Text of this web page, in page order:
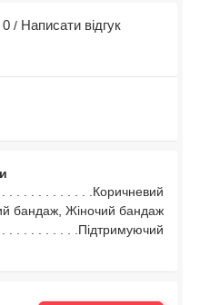
0 / Написати відгук
Коричневий
бандаж, Жіночий бандаж
Підтримуючий